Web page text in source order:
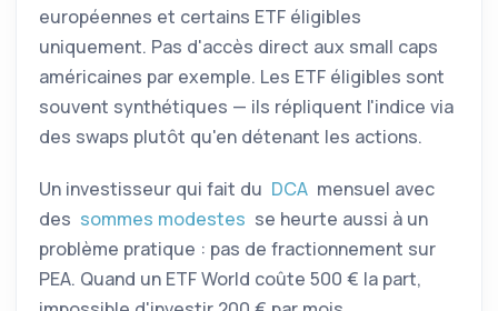
européennes et certains ETF éligibles
uniquement. Pas d'accès direct aux small caps
américaines par exemple. Les ETF éligibles sont
souvent synthétiques — ils répliquent l'indice via
des swaps plutôt qu'en détenant les actions.
Un investisseur qui fait du DCA mensuel avec
des sommes modestes se heurte aussi à un
problème pratique : pas de fractionnement sur
PEA. Quand un ETFWorld coûte 500 € la part,